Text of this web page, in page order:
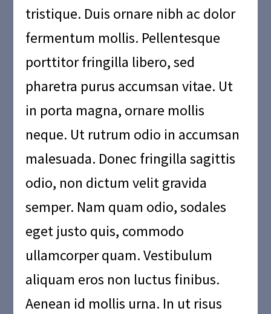
tristique. Duis ornare nibh ac dolor
fermentum mollis. Pellentesque
porttitor fringilla libero, sed
pharetra purus accumsan vitae. Ut
in porta magna, ornare mollis
neque. Ut rutrum odio in accumsan
malesuada. Donec fringilla sagittis
odio, non dictum velit gravida
semper. Nam quam odio, sodales
eget justo quis, commodo
ullamcorper quam. Vestibulum
aliquam eros non luctus finibus.
Aenean id mollis urna. In ut risus